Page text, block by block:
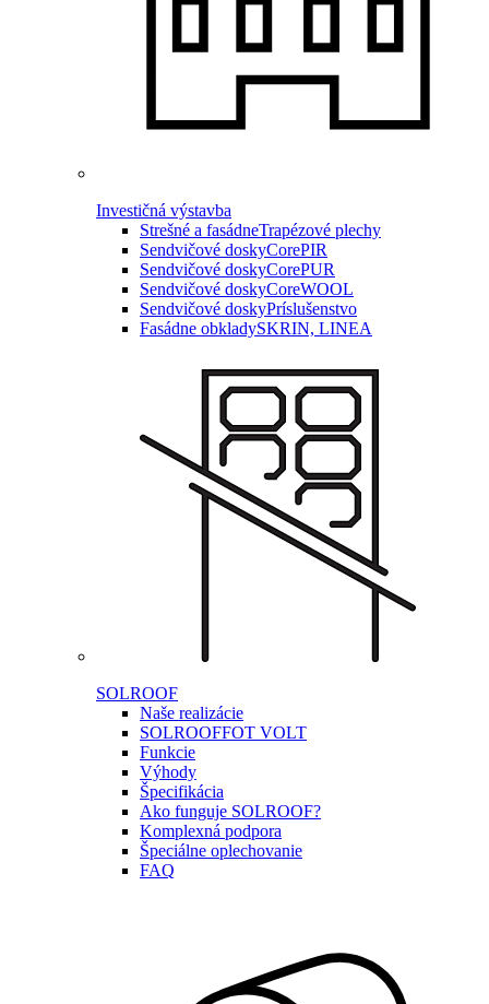
Investičná výstavba
Strešné a fasádneTrapézové plechy
Sendvičové doskyCorePIR
Sendvičové doskyCorePUR
Sendvičové doskyCoreWOOL
Sendvičové doskyPríslušenstvo
Fasádne obkladySKRIN, LINEA
SOLROOF
Naše realizácie
SOLROOFFOT VOLT
Funkcie
Výhody
Špecifikácia
Ako funguje SOLROOF?
Komplexná podpora
Špeciálne oplechovanie
FAQ